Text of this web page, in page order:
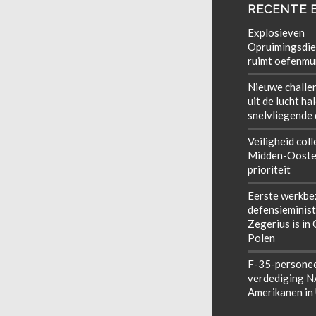
RECENTE
Explosieven
ruimt
Nieuwe
uit de lucht
snelvliegende
Veiligheid
Midden-
prioriteit
Eerste
Zegerius is in
Polen
F-35-
verdediging
Amerikanen in